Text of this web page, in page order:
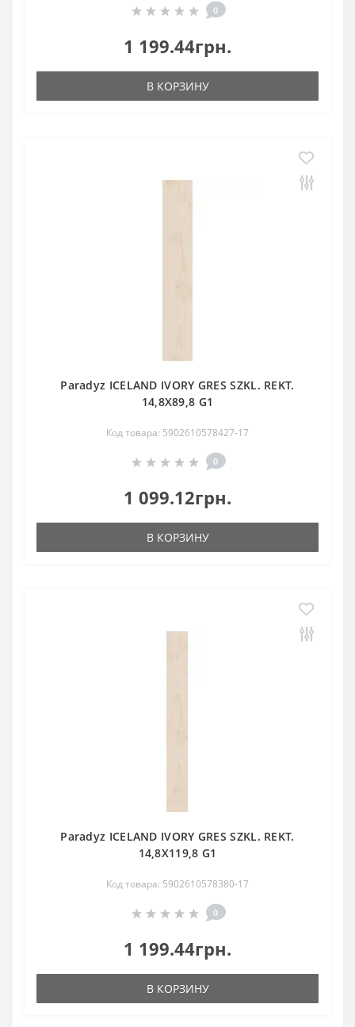
0
1 199.44грн.
В КОРЗИНУ
Paradyz ICELAND IVORY GRES SZKL. REKT.
14,8X89,8 G1
Код товара: 5902610578427-17
0
1 099.12грн.
В КОРЗИНУ
Paradyz ICELAND IVORY GRES SZKL. REKT.
14,8X119,8 G1
Код товара: 5902610578380-17
0
1 199.44грн.
В КОРЗИНУ